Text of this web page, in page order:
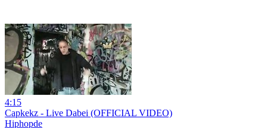
4:15
Capkekz - Live Dabei (OFFICIAL VIDEO)
Hiphopde